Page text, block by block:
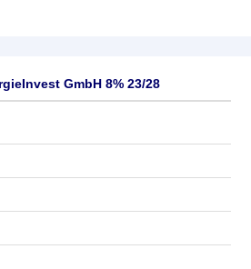
GmbH 8% 23/28